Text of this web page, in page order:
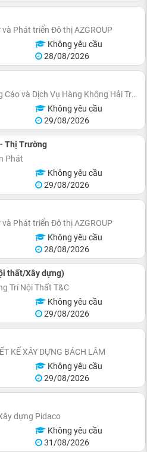
Phát triển Đô thị AZGROUP
Không yêu cầu
28/08/2026
Công Ty Cổ Phần Quảng Cáo và Dịch Vụ Hàng Không Hải Trần
Không yêu cầu
29/08/2026
Thị Trường
Phát
Không yêu cầu
29/08/2026
Phát triển Đô thị AZGROUP
Không yêu cầu
28/08/2026
thất/Xây dựng)
Trí Nội Thất T&C
Không yêu cầu
29/08/2026
KẾ XÂY DỰNG BÁCH LÂM
Không yêu cầu
29/08/2026
dựng Pidaco
Không yêu cầu
31/08/2026